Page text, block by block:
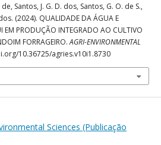
Santos, J. G. D. dos, Santos, G. O. de S.,
(2024). QUALIDADE DA ÁGUA E
EM PRODUÇÃO INTEGRADO AO CULTIVO
FORRAGEIRO.AGRI-ENVIRONMENTAL
10.36725/agries.v10i1.8730
Sciences (Publicação